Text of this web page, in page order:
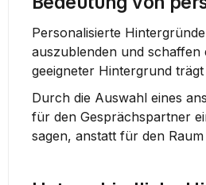
Personalisierte
auszublenden und schaffen
geeigneter Hintergrund
Durch die Auswahl eines
für den Gesprächspartner
sagen, anstatt für den